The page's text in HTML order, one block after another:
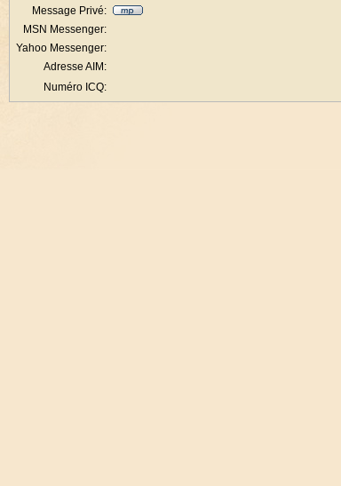
Message Privé:
MSN Messenger:
Yahoo Messenger:
Adresse AIM:
Numéro ICQ: